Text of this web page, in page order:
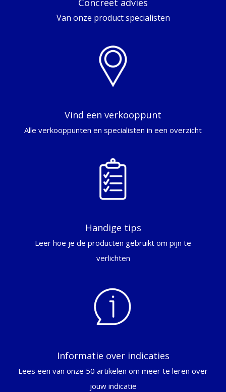
Van onze product specialisten
Vind een verkooppunt
Alle verkooppunten en specialisten in een overzicht
Handige tips
Leer hoe je de producten gebruikt om pijn te
verlichten
Informatie over indicaties
Lees een van onze 50 artikelen om meer te leren over
jouw indicatie